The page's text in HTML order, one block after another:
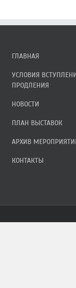
ГЛАВНАЯ
УСЛОВИЯ
ПРОДЛЕНИЯ
НОВОСТИ
ПЛАН ВЫСТАВОК
АРХИВ
КОНТАКТЫ